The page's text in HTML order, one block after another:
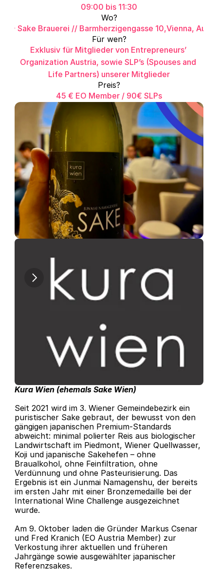
09:00 bis 11:30
Wo?
- Sake Brauerei // Barmherzigengasse 10,Vienna,
Für wen?
Exklusiv für Mitglieder von Entrepreneurs’
Organization Austria, sowie SLP’s (Spouses and
Life Partners) unserer Mitglieder
Preis?
45 € EO Member / 90€ SLPs
Kura Wien (ehemals Sake Wien)
Seit 2021 wird im 3. Wiener Gemeindebezirk ein
puristischer Sake gebraut, der bewusst von den
gängigen japanischen Premium-Standards
abweicht: minimal polierter Reis aus biologischer
Landwirtschaft im Piedmont, Wiener Quellwasser,
Koji und japanische Sakehefen – ohne
Braualkohol, ohne Feinfiltration, ohne
Verdünnung und ohne Pasteurisierung. Das
Ergebnis ist ein Junmai Namagenshu, der bereits
im ersten Jahr mit einer Bronzemedaille bei der
International Wine Challenge ausgezeichnet
wurde.
Am 9. Oktober laden die Gründer Markus Csenar
und Fred Kranich (EO Austria Member) zur
Verkostung ihrer aktuellen und früheren
Jahrgänge sowie ausgewählter japanischer
Referenzsakes.